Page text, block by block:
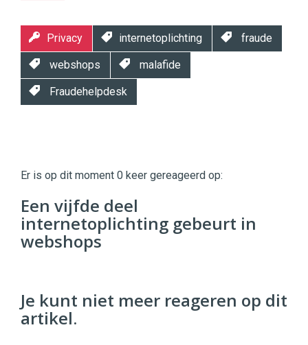
Privacy internetoplichting fraude
webshops malafide
Fraudehelpdesk
|
Digital
Commercehttps://twinklemagazine.nl
96 54
Er is op dit moment 0 keer gereageerd op:
Een vijfde deel
internetoplichting gebeurt in
webshops
Je kunt niet meer reageren op dit
artikel.